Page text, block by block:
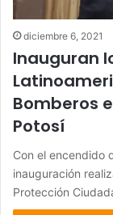
diciembre 6, 2021
Inauguran
Bomberos
Potosí
Con el encendido
inauguración
Protección